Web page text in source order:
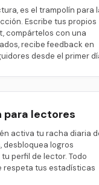
es el trampolín para
Escribe tus propios
compártelos con una
recibe feedback en
desde el primer
para lectores
activa tu racha diaria
desbloquea logros
perfil de lector. Todo
respeta tus estadísticas